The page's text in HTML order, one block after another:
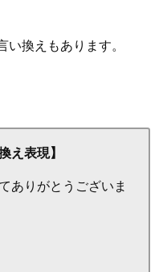
い換えもあります。
え表現】
ありがとうございま